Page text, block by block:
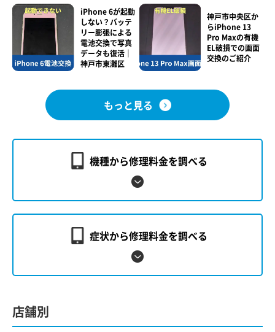
iPhone 6が起動
しない？バッテ
リー膨張による
電池交換で写真
データも復活｜
神戸市東灘区
神戸市中央区か
らiPhone 13
Pro Maxの有機
EL破損での画面
交換のご紹介
もっと見る
機種から修理料金を調べる
症状から修理料金を調べる
店舗別